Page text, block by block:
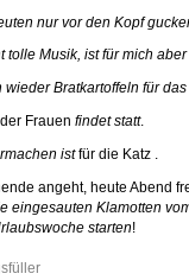
nur vor den Kopf
tolle Musik, ist für mich
wieder Bratkartoffeln für
Frauen findet statt.
istfür die Katz .
angeht, heute Abend
eingesauten Klamotten
starten!